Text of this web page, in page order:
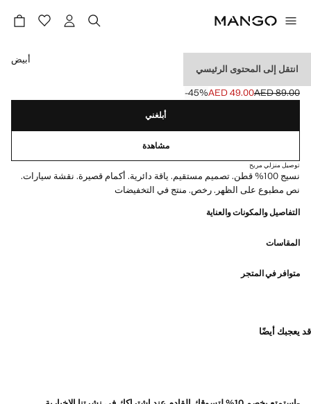
انتقل إلى المحتوى الرئيسي
تيشيرت قطن CARS
السعر الأول محذوف [AED 89.00 ]
AED 89.00
السعر الحالي [AED 49.00 ]AED 49.00
‎-45‎%‎
حدد اللون
أبيض
أبلغني
مشاهدة
توصيل منزلي مريح
نسيج 100% قطن. تصميم مستقيم. ياقة دائرية. أكمام قصيرة. نقشة سيارات.
نص مطبوع على الظهر. رخص. منتج في التخفيضات
التفاصيل والمكونات والعناية
المقاسات
متوافر في المتجر
قد يعجبك أيضًا